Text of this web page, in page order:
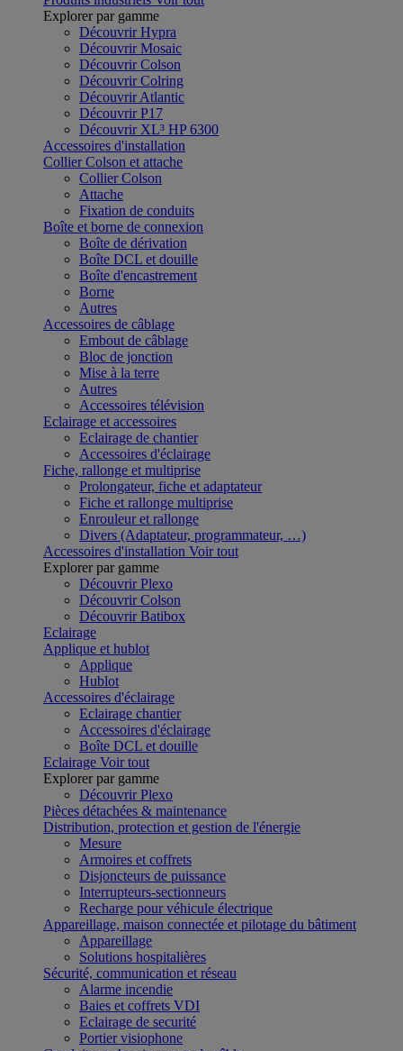
Explorer par gamme
Découvrir Hypra
Découvrir Mosaic
Découvrir Colson
Découvrir Colring
Découvrir Atlantic
Découvrir P17
Découvrir XL³ HP 6300
Accessoires d'installation
Collier Colson et attache
Collier Colson
Attache
Fixation de conduits
Boîte et borne de connexion
Boîte de dérivation
Boîte DCL et douille
Boîte d'encastrement
Borne
Autres
Accessoires de câblage
Embout de câblage
Bloc de jonction
Mise à la terre
Autres
Accessoires télévision
Eclairage et accessoires
Eclairage de chantier
Accessoires d'éclairage
Fiche, rallonge et multiprise
Prolongateur, fiche et adaptateur
Fiche et rallonge multiprise
Enrouleur et rallonge
Divers (Adaptateur, programmateur, …)
Accessoires d'installation Voir tout
Explorer par gamme
Découvrir Plexo
Découvrir Colson
Découvrir Batibox
Eclairage
Applique et hublot
Applique
Hublot
Accessoires d'éclairage
Eclairage chantier
Accessoires d'éclairage
Boîte DCL et douille
Eclairage Voir tout
Explorer par gamme
Découvrir Plexo
Pièces détachées & maintenance
Distribution, protection et gestion de l'énergie
Mesure
Armoires et coffrets
Disjoncteurs de puissance
Interrupteurs-sectionneurs
Recharge pour véhicule électrique
Appareillage, maison connectée et pilotage du bâtiment
Appareillage
Solutions hospitalières
Sécurité, communication et réseau
Alarme incendie
Baies et coffrets VDI
Eclairage de securité
Portier visiophone